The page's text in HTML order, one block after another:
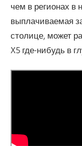
чем в регионах в
выплачиваемая
столице, может
X5 где-нибудь в